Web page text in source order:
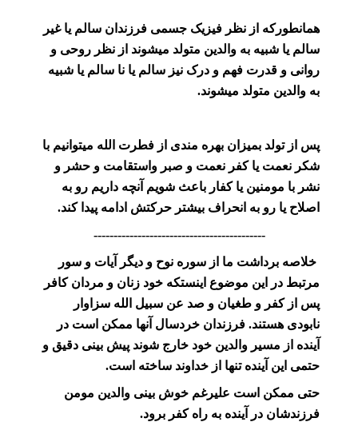
همانطورکه از نظر فیزیک جسمی فرزندان سالم یا غیر
سالم یا شبیه به والدین متولد میشوند از نظر روحی و
روانی و قدرت فهم و درک نیز سالم یا نا سالم یا شبیه
به والدین متولد میشوند.
پس از تولد بمیزان بهره مندی از فطرت الله میتوانیم با
شکر نعمت یا کفر نعمت و صبر واستقامت و حشر و
نشر با مومنین یا کفار باعث شویم آنچه داریم رو به
اصلاح یا رو به انحراف بیشتر حرکتش ادامه پیدا کند.
-------------------------------------------
خلاصه برداشت ما از سوره نوح و دیگر آیات و سور
مرتبط در این موضوع اینستکه خود زنان و مردان کافر
پس از کفر و طغیان و صد عن سبیل الله سزاوار
نابودی هستند. فرزندان خردسال آنها ممکن است در
آینده از مسیر والدین خود خارج شوند پیش بینی دقیق و
حتمی این آینده تنها از خداوند ساخته است.
حتی ممکن است علیرغم خوش بینی والدین مومن
فرزندشان در آینده به راه کفر برود.